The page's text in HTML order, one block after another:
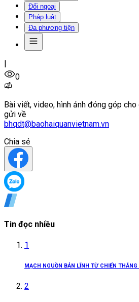
Đối ngoại
Pháp luật
Đa phương tiện
|
0
Bài viết, video, hình ảnh đóng góp
gửi về
bhqdt@baohaiquanvietnam.vn
Chia sẻ
Tin đọc nhiều
1
MẠCH NGUỒN BẢN LĨNH TỪ CHIẾN THẮNG
2